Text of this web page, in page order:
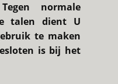
normale
talen dient U
te maken
is bij het